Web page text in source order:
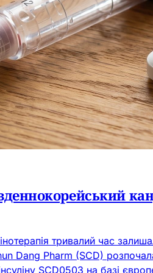
тривалий час
Dang Pharm (SCD)
SCD0503 на базі